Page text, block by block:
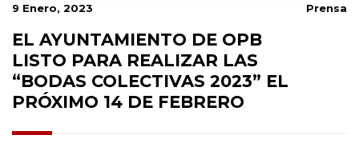
9 Enero, 2023 Prensa
EL AYUNTAMIENTO DE OPB
LISTO PARA REALIZAR LAS
“BODAS COLECTIVAS 2023” EL
PRÓXIMO 14 DE FEBRERO